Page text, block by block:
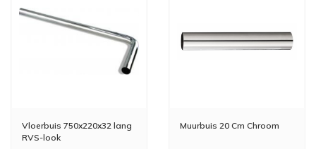
Vloerbuis 750x220x32 lang
RVS-look
Muurbuis 20 Cm Chroom